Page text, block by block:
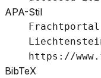
APA-Stil
https://
BibTeX